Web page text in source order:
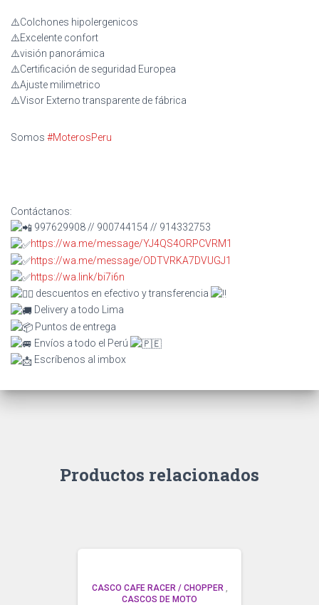
⚠️Colchones hipolergenicos
⚠️Excelente confort
⚠️visión panorámica
⚠️Certificación de seguridad Europea
⚠️Ajuste milimetrico
⚠️Visor Externo transparente de fábrica
Somos #MoterosPeru
Contáctanos:
997629908 // 900744154 // 914332753
https://wa.me/message/YJ4QS4ORPCVRM1
https://wa.me/message/ODTVRKA7DVUGJ1
https://wa.link/bi7i6n
descuentos en efectivo y transferencia
Delivery a todo Lima
Puntos de entrega
Envíos a todo el Perú
Escríbenos al imbox
Productos relacionados
CASCO CAFE RACER / CHOPPER
CASCOS DE MOTO